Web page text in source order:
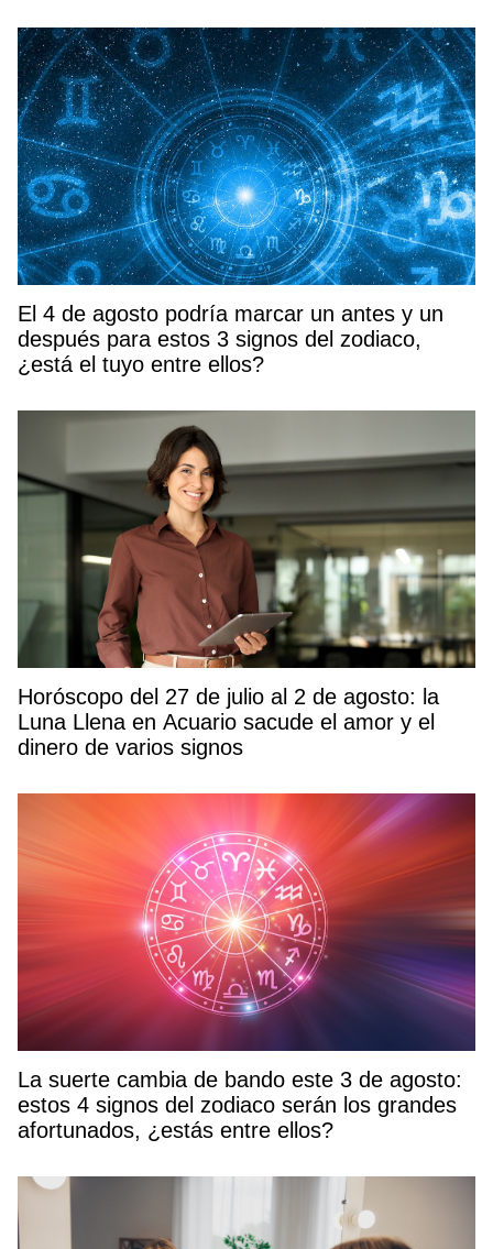
El 4 de agosto podría marcar un antes y un
después para estos 3 signos del zodiaco,
¿está el tuyo entre ellos?
Horóscopo del 27 de julio al 2 de agosto: la
Luna Llena en Acuario sacude el amor y el
dinero de varios signos
La suerte cambia de bando este 3 de agosto:
estos 4 signos del zodiaco serán los grandes
afortunados, ¿estás entre ellos?